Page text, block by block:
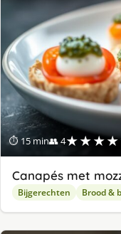
⏱ 15 min👥 4
Canapés met
Bijgerechten Brood &